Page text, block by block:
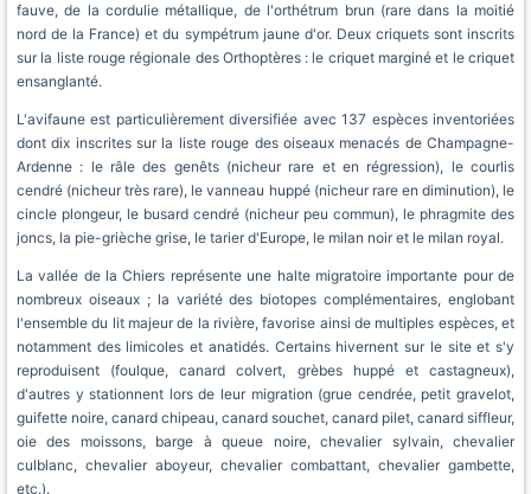
fauve, de la cordulie métallique, de l'orthétrum brun (rare dans la moitié
nord de la France) et du sympétrum jaune d'or. Deux criquets sont inscrits
sur la liste rouge régionale des Orthoptères : le criquet marginé et le criquet
ensanglanté.
L'avifaune est particulièrement diversifiée avec 137 espèces inventoriées
dont dix inscrites sur la liste rouge des oiseaux menacés de Champagne-
Ardenne : le râle des genêts (nicheur rare et en régression), le courlis
cendré (nicheur très rare), le vanneau huppé (nicheur rare en diminution), le
cincle plongeur, le busard cendré (nicheur peu commun), le phragmite des
joncs, la pie-grièche grise, le tarier d'Europe, le milan noir et le milan royal.
La vallée de la Chiers représente une halte migratoire importante pour de
nombreux oiseaux ; la variété des biotopes complémentaires, englobant
l'ensemble du lit majeur de la rivière, favorise ainsi de multiples espèces, et
notamment des limicoles et anatidés. Certains hivernent sur le site et s'y
reproduisent (foulque, canard colvert, grèbes huppé et castagneux),
d'autres y stationnent lors de leur migration (grue cendrée, petit gravelot,
guifette noire, canard chipeau, canard souchet, canard pilet, canard siffleur,
oie des moissons, barge à queue noire, chevalier sylvain, chevalier
culblanc, chevalier aboyeur, chevalier combattant, chevalier gambette,
etc.).